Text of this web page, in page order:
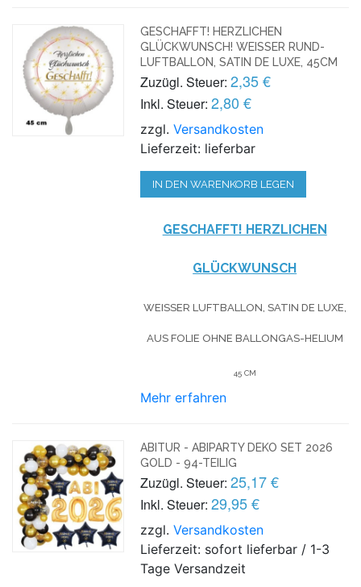
GESCHAFFT! HERZLICHEN
GLÜCKWUNSCH! WEISSER RUND-L
UFTBALLON, SATIN DE LUXE, 45CM
Zuzügl. Steuer: 2,35 €
Inkl. Steuer: 2,80 €
zzgl.Versandkosten
Lieferzeit: lieferbar
IN DEN WARENKORB LEGEN
GESCHAFFT! HERZLICHEN
GLÜCKWUNSCH
WEISSER LUFTBALLON, SATIN DE LUXE, A
US FOLIE OHNE BALLONGAS-HELIUM
45 CM
Mehr erfahren
ABITUR - ABIPARTY DEKO SET 2026
GOLD - 94-TEILIG
Zuzügl. Steuer: 25,17 €
Inkl. Steuer: 29,95 €
zzgl.Versandkosten
Lieferzeit: sofort lieferbar / 1-3
Tage Versandzeit